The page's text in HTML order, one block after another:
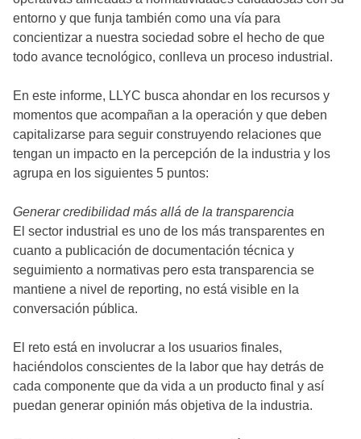
entorno y que funja también como una vía para
concientizar a nuestra sociedad sobre el hecho de que
todo avance tecnológico, conlleva un proceso industrial.
En este informe, LLYC busca ahondar en los recursos y
momentos que acompañan a la operación y que deben
capitalizarse para seguir construyendo relaciones que
tengan un impacto en la percepción de la industria y los
agrupa en los siguientes 5 puntos:
Generar credibilidad más allá de la transparencia
El sector industrial es uno de los más transparentes en
cuanto a publicación de documentación técnica y
seguimiento a normativas pero esta transparencia se
mantiene a nivel de reporting, no está visible en la
conversación pública.
El reto está en involucrar a los usuarios finales,
haciéndolos conscientes de la labor que hay detrás de
cada componente que da vida a un producto final y así
puedan generar opinión más objetiva de la industria.